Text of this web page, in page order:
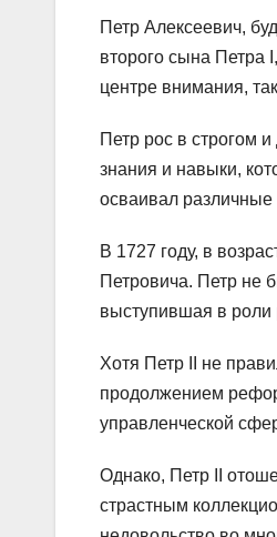
Петр Алексеевич,
второго сына Петра
центре внимания,
Петр рос в строгом
знания и навыки,
осваивал различные
В 1727 году, в
Петровича. Петр не
выступившая в роли
Хотя Петр II не
продолжением
управленческой
Однако, Петр II
страстным